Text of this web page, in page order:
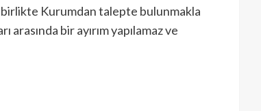
Kurumdan talepte bulunmakla
bir ayırım yapılamaz ve